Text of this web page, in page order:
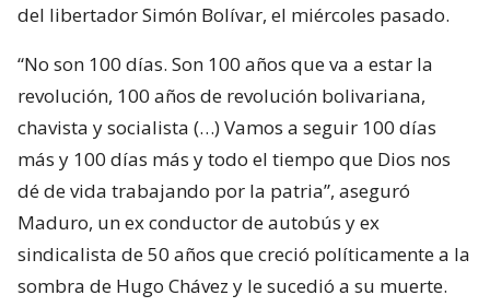
del libertador Simón Bolívar, el miércoles pasado.
“No son 100 días. Son 100 años que va a estar la
revolución, 100 años de revolución bolivariana,
chavista y socialista (…) Vamos a seguir 100 días
más y 100 días más y todo el tiempo que Dios nos
dé de vida trabajando por la patria”, aseguró
Maduro, un ex conductor de autobús y ex
sindicalista de 50 años que creció políticamente a la
sombra de Hugo Chávez y le sucedió a su muerte.